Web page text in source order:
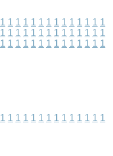
1 1 1 1 1 1 1 1 1 1 1 1 1 1
1 1 1 1 1 1 1 1 1 1 1 1 1 1
1 1 1 1 1 1 1 1 1 1 1 1 1 1
1 1 1 1 1 1 1 1 1 1 1 1 1 1